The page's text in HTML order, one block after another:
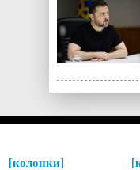
колонки